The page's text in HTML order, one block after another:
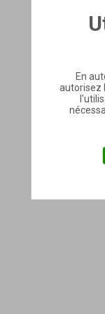
En
autorisez